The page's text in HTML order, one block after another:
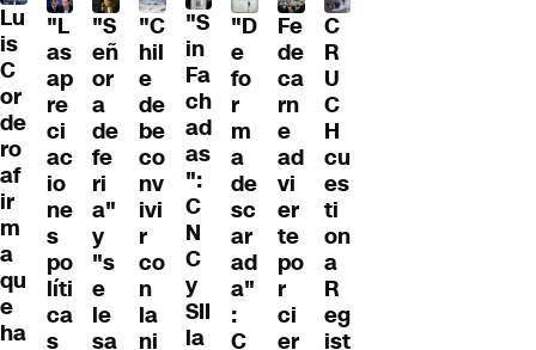
Lu
is
C
or
de
ro
af
ir
m
a
qu
e
ha
"L
as
ap
re
ci
ac
io
ne
s
po
líti
ca
s
"S
eñ
or
a
de
fe
ri
a"
y
"s
e
le
sa
"C
hil
e
de
be
co
nv
ivi
r
co
n
la
ni
"S
in
Fa
ch
ad
as
":
C
N
C
y
SII
la
"D
e
fo
r
m
a
de
sc
ar
ad
a"
:
C
Fe
de
ca
rn
e
ad
vi
er
te
po
r
ci
er
C
R
U
C
H
cu
es
ti
on
a
R
eg
ist